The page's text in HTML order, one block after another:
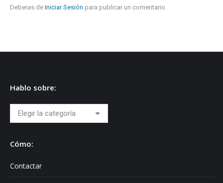
Deberas de Iniciar Sesión para publicar un comentario.
Hablo sobre:
Hablo
sobre:
Cómo:
Contactar